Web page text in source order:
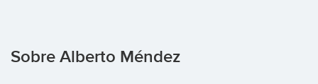
Sobre Alberto Méndez